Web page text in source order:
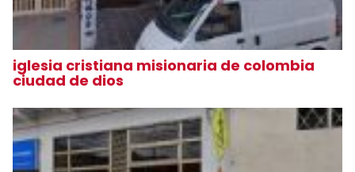
iglesia cristiana misionaria de colombia
ciudad de dios